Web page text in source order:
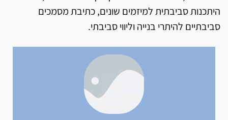
היתכנות סביבתית למיזמים שונים, כתיבת מסמכים
סביבתיים להיתרי בנייה וליווי סביבתי.